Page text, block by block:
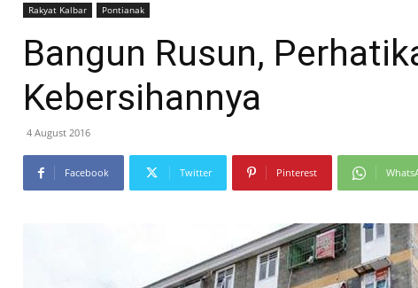
Rakyat Kalbar Pontianak
Bangun Rusun,
Kebersihannya
4 August 2016
Facebook Twitter Pinterest